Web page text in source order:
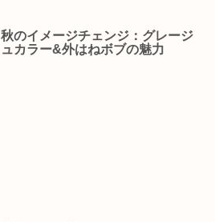
秋のイメージチェンジ：グレージ
ュカラー&外はねボブの魅力